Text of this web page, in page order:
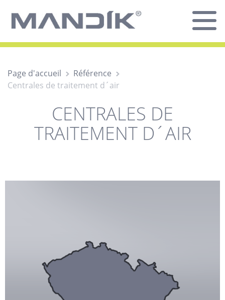
Page d'accueil
Référence
Centrales de traitement d´air
CENTRALES DE
TRAITEMENT D´AIR